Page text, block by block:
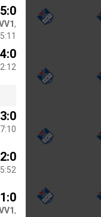
5:0
,
4:0
3:0
2:0
1:0
,